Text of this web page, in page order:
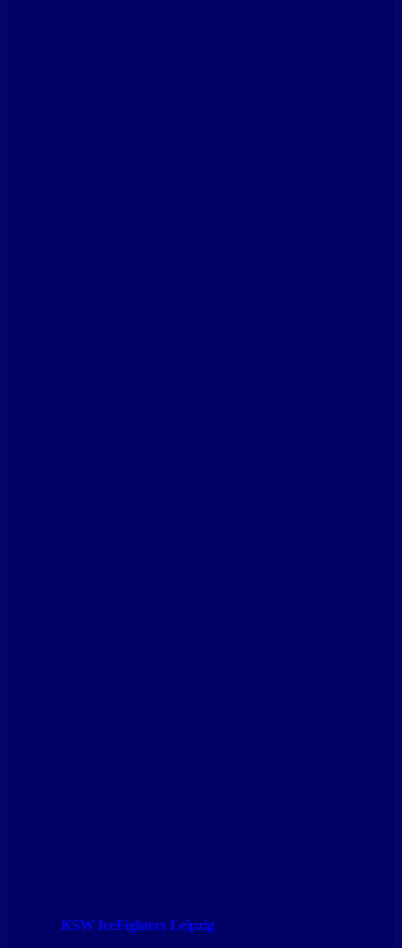
KSW IceFighters Leipzig